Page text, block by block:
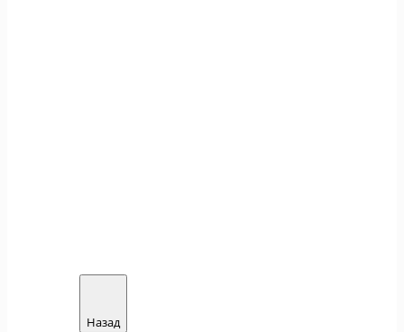
Назад